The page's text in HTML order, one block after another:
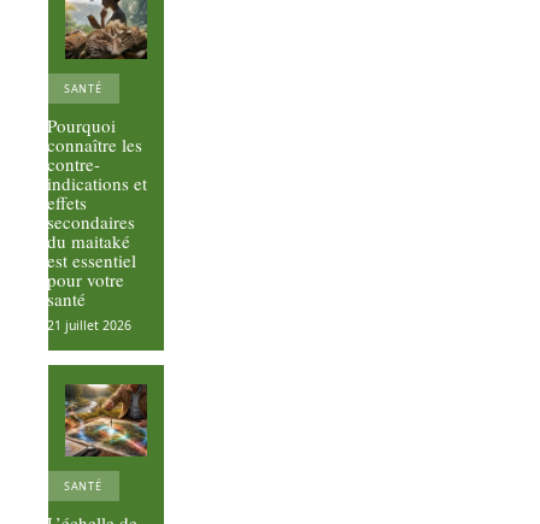
SANTÉ
Pourquoi
connaître les
contre-
indications et
effets
secondaires
du maitaké
est essentiel
pour votre
santé
21 juillet 2026
SANTÉ